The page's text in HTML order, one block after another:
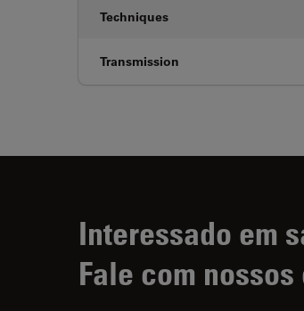
Techniques
Transmission
Interessado em
Fale com